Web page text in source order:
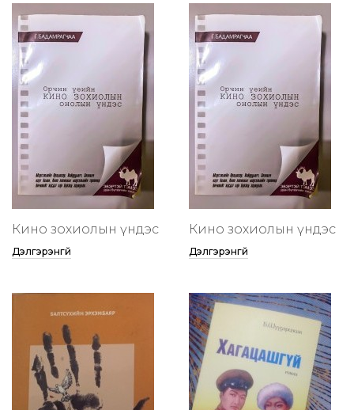
Кино зохиолын үндэс
Дэлгэрэнгүй
Кино зохиолын үндэс
Дэлгэрэнгүй